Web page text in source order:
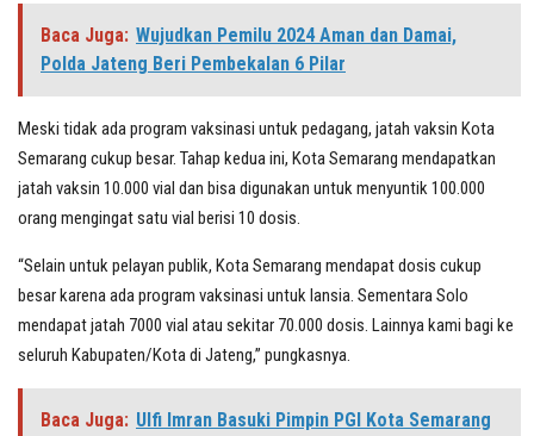
Baca Juga: Wujudkan Pemilu 2024 Aman dan Damai,
Polda Jateng Beri Pembekalan 6 Pilar
Meski tidak ada program vaksinasi untuk pedagang, jatah vaksin Kota
Semarang cukup besar. Tahap kedua ini, Kota Semarang mendapatkan
jatah vaksin 10.000 vial dan bisa digunakan untuk menyuntik 100.000
orang mengingat satu vial berisi 10 dosis.
“Selain untuk pelayan publik, Kota Semarang mendapat dosis cukup
besar karena ada program vaksinasi untuk lansia. Sementara Solo
mendapat jatah 7000 vial atau sekitar 70.000 dosis. Lainnya kami bagi ke
seluruh Kabupaten/Kota di Jateng,” pungkasnya.
Baca Juga: Ulfi Imran Basuki Pimpin PGI Kota Semarang